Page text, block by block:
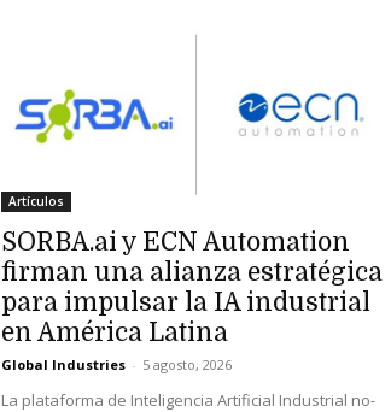
Artículos
SORBA.ai y ECN Automation
firman una alianza estratégica
para impulsar la IA industrial
en América Latina
Global Industries - 5 agosto, 2026
La plataforma de Inteligencia Artificial Industrial no-